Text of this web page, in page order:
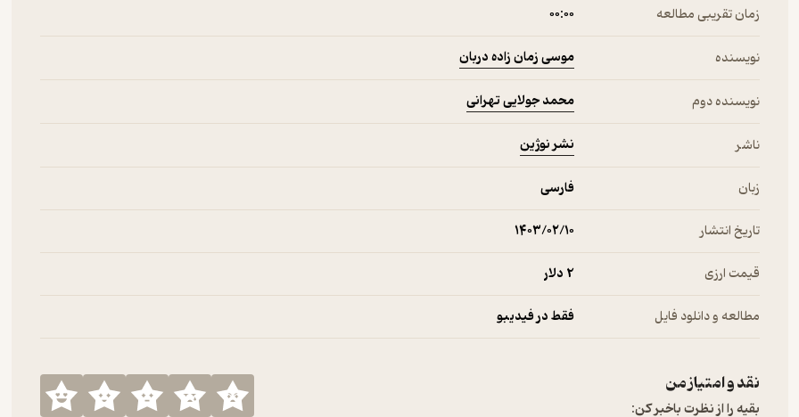
زمان تقریبی مطالعه ۰۰:۰۰
نویسنده موسی زمان زاده دربان
نویسنده دوم محمد جولایی تهرانی
ناشر نشر نوژین
زبان فارسی
تاریخ انتشار ۱۴۰۳/۰۲/۱۰
قیمت ارزی 2 دلار
مطالعه و دانلود فایل فقط در فیدیبو
نقد و امتیاز من
بقیه را از نظرت باخبر کن: